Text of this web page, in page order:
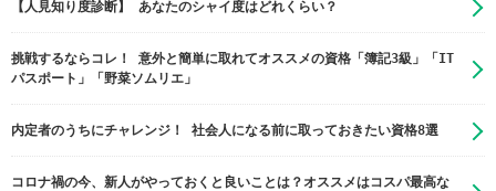
【人見知り度診断】 あなたのシャイ度はどれくらい？
挑戦するならコレ！ 意外と簡単に取れてオススメの資格「簿記3級」「IT
パスポート」「野菜ソムリエ」
内定者のうちにチャレンジ！ 社会人になる前に取っておきたい資格8選
コロナ禍の今、新人がやっておくと良いことは？オススメはコスパ最高な